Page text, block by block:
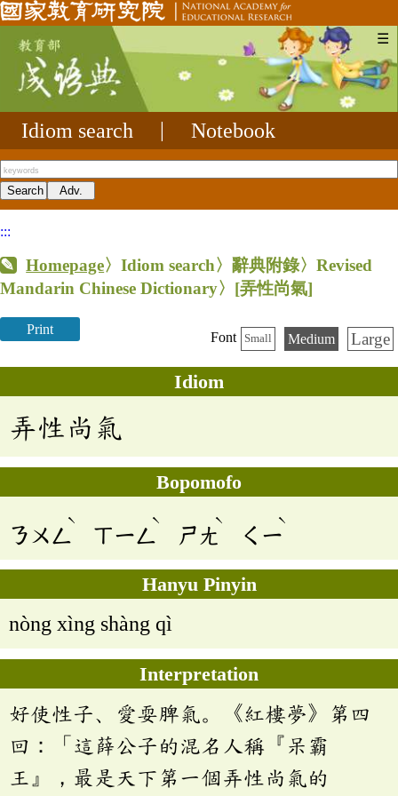
☰
Idiom search Notebook
:::
Homepage〉Idiom search〉辭典附錄〉Revised
Mandarin Chinese Dictionary〉 [弄性尚氣]
Print
Font Small Medium Large
Idiom
弄性尚氣
Bopomofo
ㄋㄨㄥ
ˋ
ㄒㄧㄥ
ˋ
ㄕㄤ
ˋ
ㄑㄧ
ˋ
Hanyu Pinyin
nòng xìng shàng qì
Interpretation
好使性子、愛耍脾氣。《紅樓夢》第四
回：「這薛公子的混名人稱『呆霸
王』，最是天下第一個弄性尚氣的